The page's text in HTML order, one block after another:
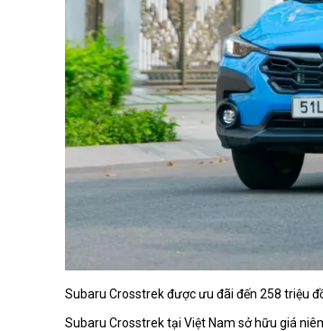
Subaru Crosstrek được ưu đãi đến 258 triệu
Subaru Crosstrek tại Việt Nam sở hữu giá